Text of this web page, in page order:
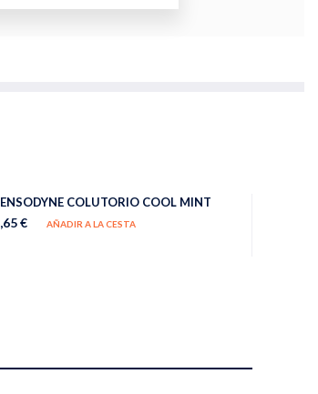
COLUTORIO COOL MINT
€ AÑADIR A LA CESTA